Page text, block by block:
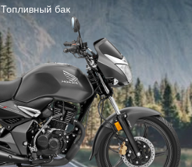
Топливный бак